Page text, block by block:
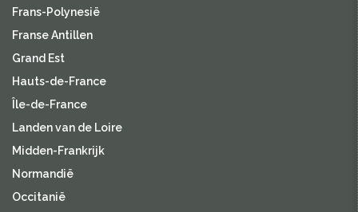
Frans-Polynesië
Franse Antillen
Grand Est
Hauts-de-France
Île-de-France
Landen van de Loire
Midden-Frankrijk
Normandië
Occitanië